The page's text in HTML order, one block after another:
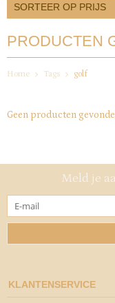
SORTEER OP PRIJS
PRODUCTEN
Home Tags golf
Geen producten
Meld je
KLANTENSERVICE